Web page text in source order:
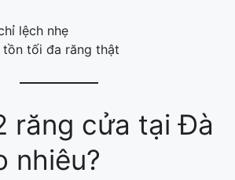
lệch nhẹ
tối đa răng thật
răng cửa tại Đà
nhiêu?